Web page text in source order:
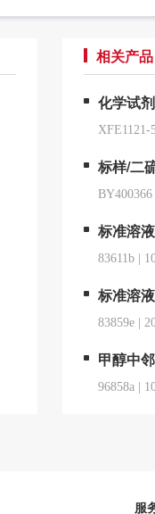
相关产品
化学试
XFE1121-
标样/二
BY400366
标准溶
83611b
标准溶
83859e
甲醇中
96858a
服